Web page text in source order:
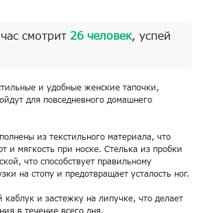
смотрит 26 человек, успей
и удобные женские тапочки,
для повседневного домашнего
из текстильного материала, что
и мягкость при носке. Стелька из пробки
что способствует правильному
на стопу и предотвращает усталость ног.
и застежку на липучке, что делает